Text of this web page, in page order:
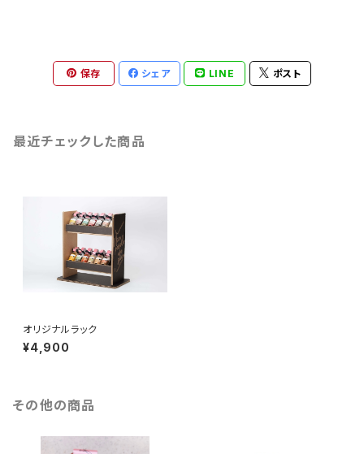
保存 シェア LINE ポスト
最近チェックした商品
オリジナルラック
¥4,900
その他の商品